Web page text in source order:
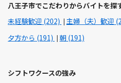
八王子市でこだわりからバイトを探
未経験歓迎 (202)
主婦（夫）歓迎
夕方から (191)
朝 (191)
シフトワクースの強み